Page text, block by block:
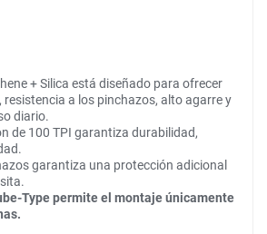
+ Silica está diseñado para ofrecer
a los pinchazos, alto agarre y
diario.
de 100 TPI garantiza durabilidad,
garantiza una protección adicional
Type permite el montaje únicamente